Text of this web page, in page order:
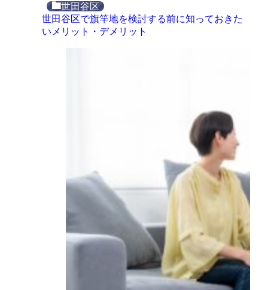
世田谷区
世田谷区で旗竿地を検討する前に知っておきた
いメリット・デメリット